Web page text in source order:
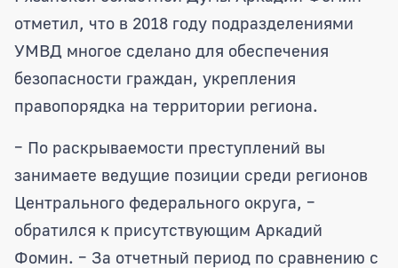
отметил, что в 2018 году подразделениями
УМВД многое сделано для обеспечения
безопасности граждан, укрепления
правопорядка на территории региона.
– По раскрываемости преступлений вы
занимаете ведущие позиции среди регионов
Центрального федерального округа, –
обратился к присутствующим Аркадий
Фомин. – За отчетный период по сравнению с